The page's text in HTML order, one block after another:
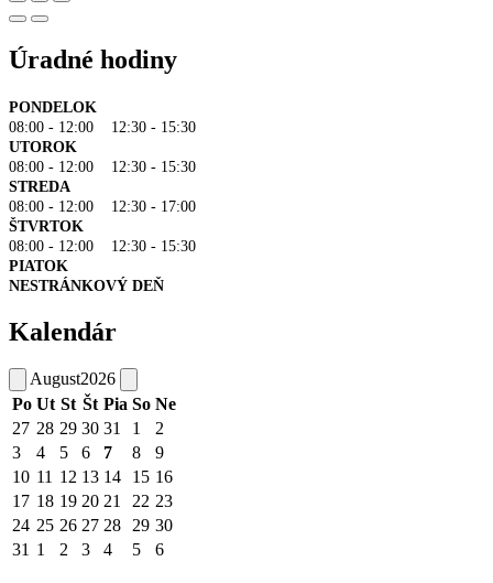
Úradné hodiny
PONDELOK
08:00 - 12:00 12:30 - 15:30
UTOROK
08:00 - 12:00 12:30 - 15:30
STREDA
08:00 - 12:00 12:30 - 17:00
ŠTVRTOK
08:00 - 12:00 12:30 - 15:30
PIATOK
NESTRÁNKOVÝ DEŇ
Kalendár
August2026
Po Ut St Št Pia So Ne
27 28 29 30 31 1
2
3
4 5 6 7 8
9
10 11 12 13 14 15 16
17 18 19 20 21 22 23
24 25 26 27 28 29 30
31 1 2 3 4 5 6